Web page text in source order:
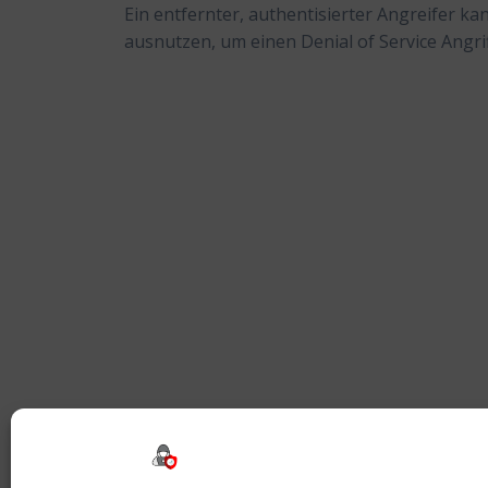
Ein entfernter, authentisierter Angreifer
ausnutzen, um einen Denial of Service